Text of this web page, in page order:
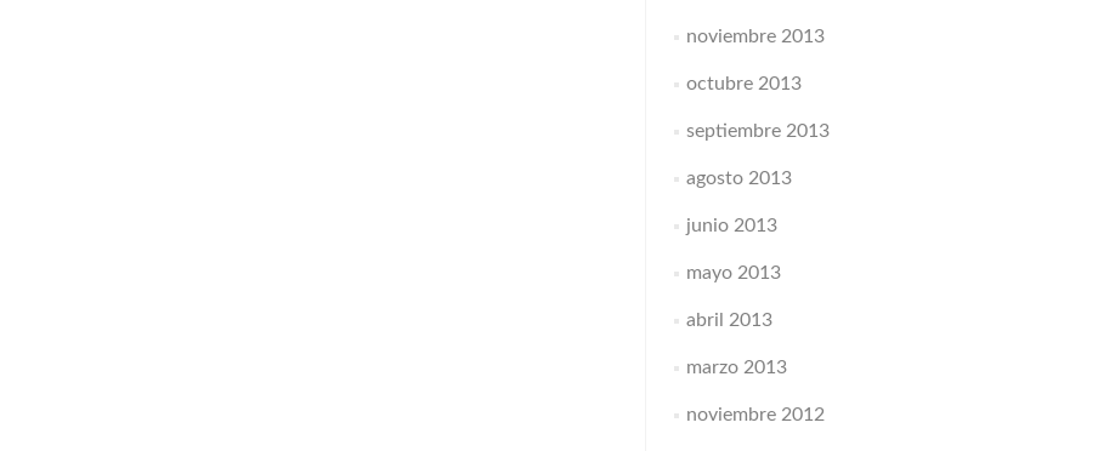
noviembre 2013
octubre 2013
septiembre 2013
agosto 2013
junio 2013
mayo 2013
abril 2013
marzo 2013
noviembre 2012